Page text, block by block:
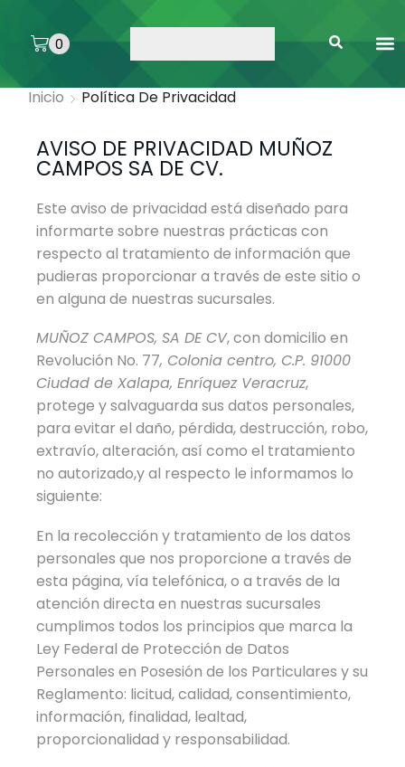
0
Inicio Política De Privacidad
AVISO DE PRIVACIDAD MUÑOZ
CAMPOS SA DE CV.
Este aviso de privacidad está diseñado para
informarte sobre nuestras prácticas con
respecto al tratamiento de información que
pudieras proporcionar a través de este sitio o
en alguna de nuestras sucursales.
MUÑOZ CAMPOS, SA DE CV, con domicilio en
Revolución No. 77, Colonia centro, C.P. 91000
Ciudad de Xalapa, Enríquez Veracruz,
protege y salvaguarda sus datos personales,
para evitar el daño, pérdida, destrucción, robo,
extravío, alteración, así como el tratamiento
no autorizado,y al respecto le informamos lo
siguiente:
En la recolección y tratamiento de los datos
personales que nos proporcione a través de
esta página, vía telefónica, o a través de la
atención directa en nuestras sucursales
cumplimos todos los principios que marca la
Ley Federal de Protección de Datos
Personales en Posesión de los Particulares y su
Reglamento: licitud, calidad, consentimiento,
información, finalidad, lealtad,
proporcionalidad y responsabilidad.